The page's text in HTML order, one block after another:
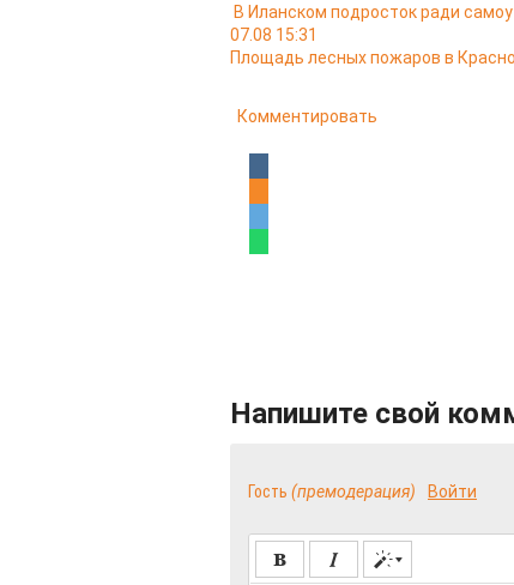
В Иланском подросток ради
07.08 15:31
Площадь лесных пожаров в
Комментировать
Напишите свой
Гость (премодерация) Войти